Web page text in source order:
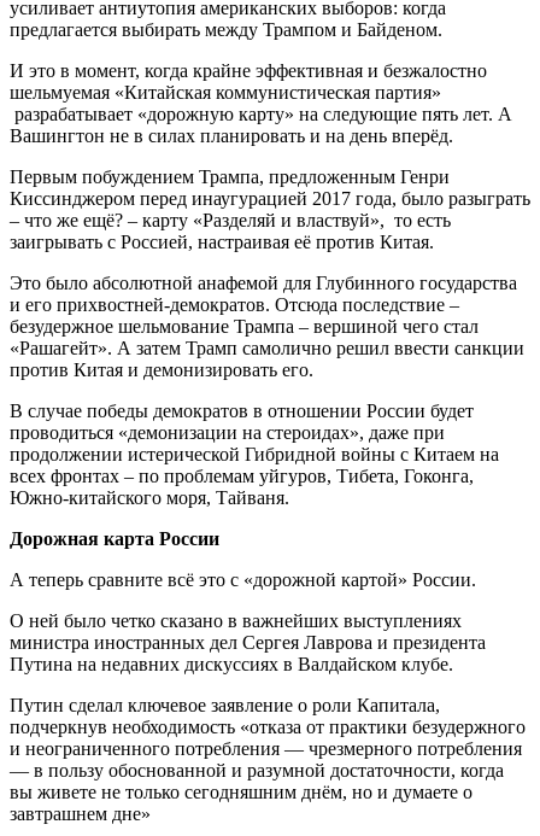
усиливает антиутопия американских выборов: когда
предлагается выбирать между Трампом и Байденом.
И это в момент, когда крайне эффективная и безжалостно
шельмуемая «Китайская коммунистическая партия»
разрабатывает «дорожную карту» на следующие пять лет. А
Вашингтон не в силах планировать и на день вперёд.
Первым побуждением Трампа, предложенным Генри
Киссинджером перед инаугурацией 2017 года, было разыграть
– что же ещё? – карту «Разделяй и властвуй», то есть
заигрывать с Россией, настраивая её против Китая.
Это было абсолютной анафемой для Глубинного государства
и его прихвостней-демократов. Отсюда последствие –
безудержное шельмование Трампа – вершиной чего стал
«Рашагейт». А затем Трамп самолично решил ввести санкции
против Китая и демонизировать его.
В случае победы демократов в отношении России будет
проводиться «демонизации на стероидах», даже при
продолжении истерической Гибридной войны с Китаем на
всех фронтах – по проблемам уйгуров, Тибета, Гоконга,
Южно-китайского моря, Тайваня.
Дорожная карта России
А теперь сравните всё это с «дорожной картой» России.
О ней было четко сказано в важнейших выступлениях
министра иностранных дел Сергея Лаврова и президента
Путина на недавних дискуссиях в Валдайском клубе.
Путин сделал ключевое заявление о роли Капитала,
подчеркнув необходимость «отказа от практики безудержного
и неограниченного потребления — чрезмерного потребления
— в пользу обоснованной и разумной достаточности, когда
вы живете не только сегодняшним днём, но и думаете о
завтрашнем дне»